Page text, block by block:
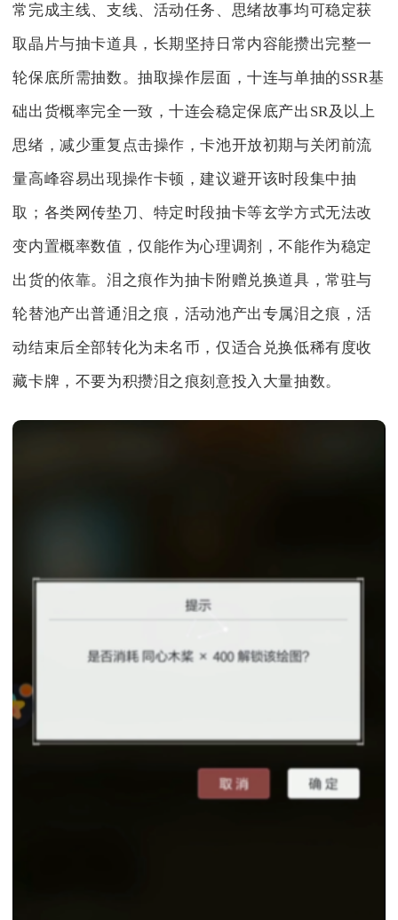
常完成主线、支线、活动任务、思绪故事均可稳定获
取晶片与抽卡道具，长期坚持日常内容能攒出完整一
轮保底所需抽数。抽取操作层面，十连与单抽的SSR基
础出货概率完全一致，十连会稳定保底产出SR及以上
思绪，减少重复点击操作，卡池开放初期与关闭前流
量高峰容易出现操作卡顿，建议避开该时段集中抽
取；各类网传垫刀、特定时段抽卡等玄学方式无法改
变内置概率数值，仅能作为心理调剂，不能作为稳定
出货的依靠。泪之痕作为抽卡附赠兑换道具，常驻与
轮替池产出普通泪之痕，活动池产出专属泪之痕，活
动结束后全部转化为未名币，仅适合兑换低稀有度收
藏卡牌，不要为积攒泪之痕刻意投入大量抽数。